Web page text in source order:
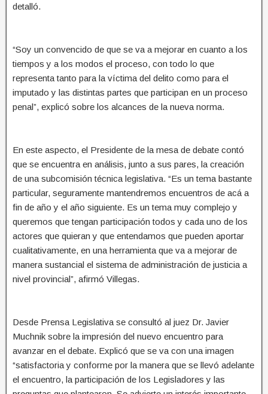
detalló.
“Soy un convencido de que se va a mejorar en cuanto a los
tiempos y a los modos el proceso, con todo lo que
representa tanto para la víctima del delito como para el
imputado y las distintas partes que participan en un proceso
penal”, explicó sobre los alcances de la nueva norma.
En este aspecto, el Presidente de la mesa de debate contó
que se encuentra en análisis, junto a sus pares, la creación
de una subcomisión técnica legislativa. “Es un tema bastante
particular, seguramente mantendremos encuentros de acá a
fin de año y el año siguiente. Es un tema muy complejo y
queremos que tengan participación todos y cada uno de los
actores que quieran y que entendamos que pueden aportar
cualitativamente, en una herramienta que va a mejorar de
manera sustancial el sistema de administración de justicia a
nivel provincial”, afirmó Villegas.
Desde Prensa Legislativa se consultó al juez Dr. Javier
Muchnik sobre la impresión del nuevo encuentro para
avanzar en el debate. Explicó que se va con una imagen
“satisfactoria y conforme por la manera que se llevó adelante
el encuentro, la participación de los Legisladores y las